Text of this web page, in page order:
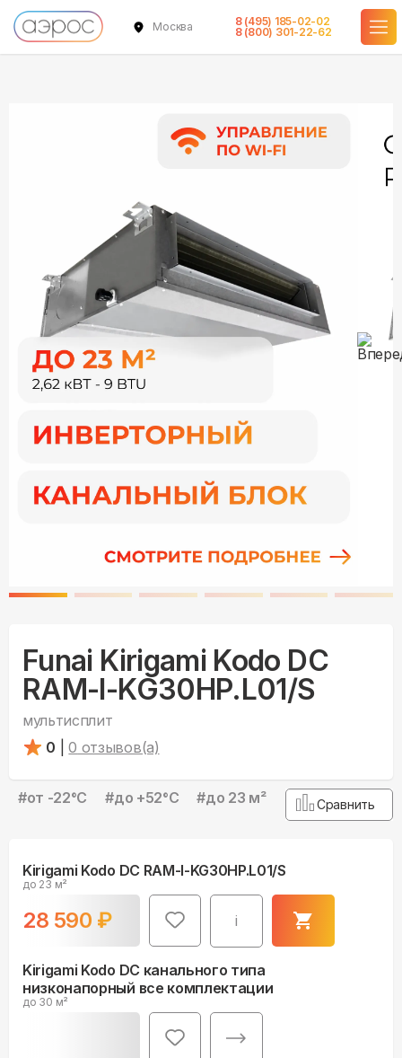
Москва
8 (495) 185-02-02
8 (800) 301-22-62
Funai Kirigami Kodo DC
RAM-I-KG30HP.L01/S
мультисплит
0
0 отзывов(а)
#от -22°С #до +52°С #до 23 м² Сравнить
Kirigami Kodo DC RAM-I-KG30HP.L01/S
до 23 м²
28 590 ₽ i
в наличии
Kirigami Kodo DC канального типа
низконапорный все комплектации
до 30 м²
в наличии